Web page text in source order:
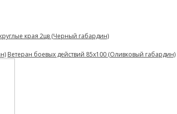
края 2цв (Черный габардин)
Ветеран боевых действий 85х100 (Оливковый габардин)